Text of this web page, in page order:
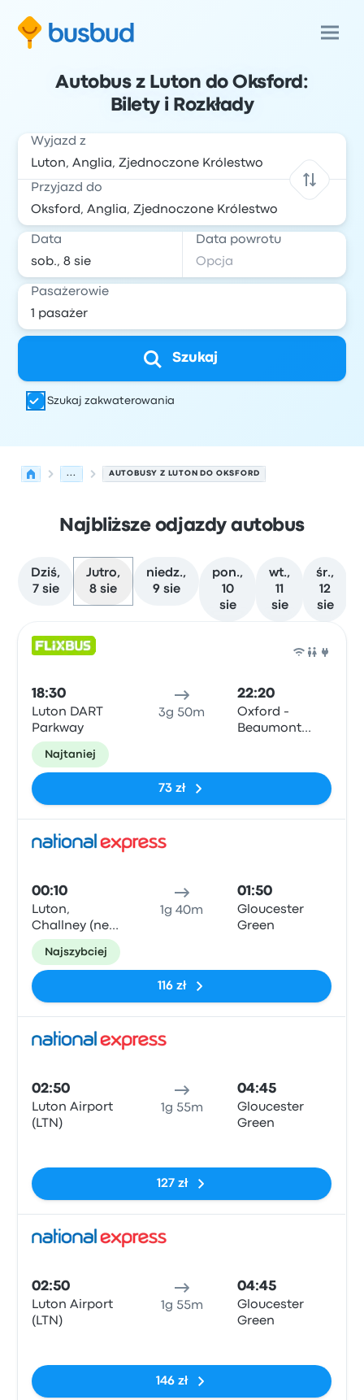
Autobus z Luton do Oksford:
Bilety i Rozkłady
Wyjazd z
Przyjazd do
Data Data powrotu
Pasażerowie
Szukaj
Szukaj zakwaterowania
... AUTOBUSY Z LUTON DO OKSFORD
Najbliższe odjazdy autobus
Dziś,
7 sie
Jutro,
8 sie
niedz.,
9 sie
pon.,
10
sie
wt.,
11
sie
śr.,
12
sie
18:30
Luton DART
Parkway
3g 50m
22:20
Oxford -
Beaumont
Najtaniej
73 zł
00:10
Luton,
Challney (near
Travelodge)
Bus Stop
1g 40m
01:50
Gloucester
Green
Najszybciej
116 zł
02:50
Luton Airport
(LTN)
1g 55m
04:45
Gloucester
Green
127 zł
02:50
Luton Airport
(LTN)
1g 55m
04:45
Gloucester
Green
146 zł